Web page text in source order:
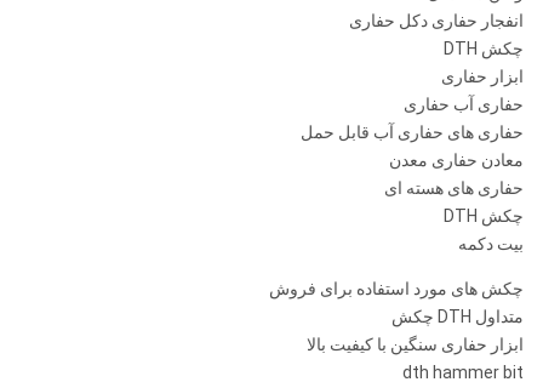
انفجار حفاری دکل حفاری
چکش DTH
ابزار حفاری
حفاری آب حفاری
حفاری های حفاری آب قابل حمل
معادن حفاری معدن
حفاری های هسته ای
چکش DTH
بیت دکمه
چکش های مورد استفاده برای فروش
متداول DTH چکش
ابزار حفاری سنگین با کیفیت بالا
dth hammer bit